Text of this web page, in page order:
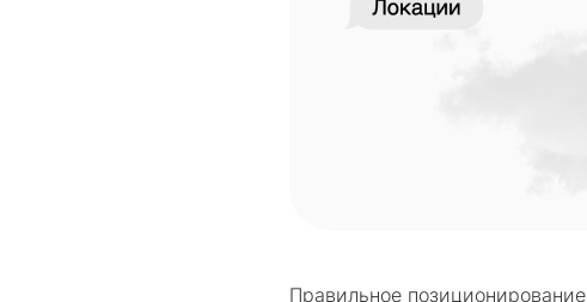
Правильное